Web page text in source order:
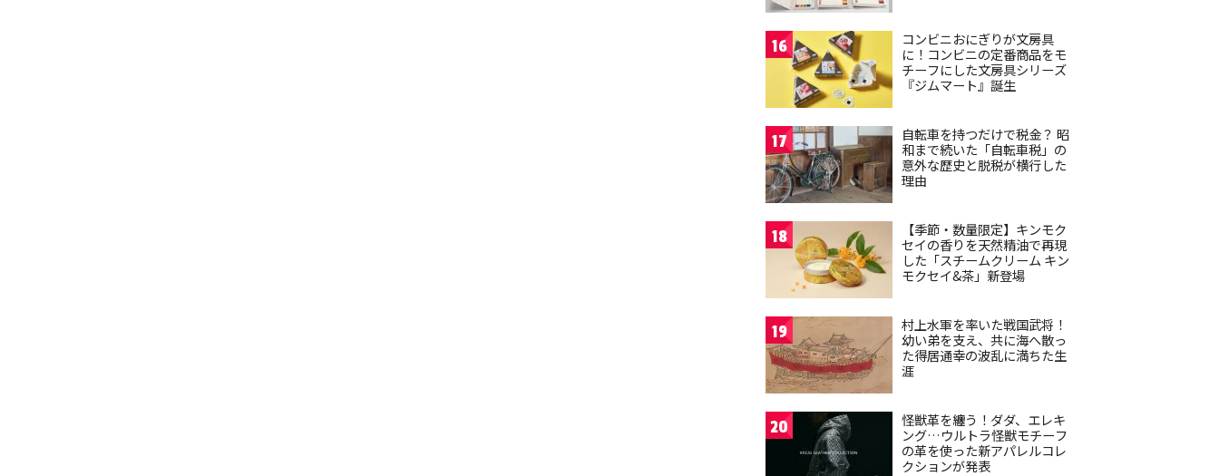
16
コンビニおにぎりが文房具
に！コンビニの定番商品をモ
チーフにした文房具シリーズ
『ジムマート』誕生
17
自転車を持つだけで税金？ 昭
和まで続いた「自転車税」の
意外な歴史と脱税が横行した
理由
18
【季節・数量限定】キンモク
セイの香りを天然精油で再現
した「スチームクリーム キン
モクセイ&茶」新登場
19
村上水軍を率いた戦国武将！
幼い弟を支え、共に海へ散っ
た得居通幸の波乱に満ちた生
涯
20
怪獣革を纏う！ダダ、エレキ
ング…ウルトラ怪獣モチーフ
の革を使った新アパレルコレ
クションが発表